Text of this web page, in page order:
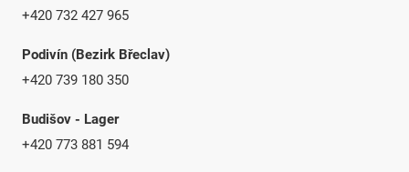
+420 732 427 965
Podivín (Bezirk Břeclav)
+420 739 180 350
Budišov - Lager
+420 773 881 594